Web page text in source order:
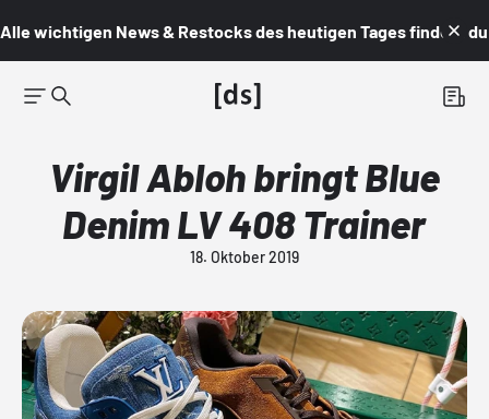
Alle wichtigen News & Restocks des heutigen Tages findest du
Virgil Abloh bringt Blue
Denim LV 408 Trainer
18. Oktober 2019